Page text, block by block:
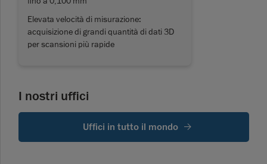
Elevata velocità di misurazione:
acquisizione di grandi quantità di dati 3D
per scansioni più rapide
I nostri uffici
Uffici in tutto il mondo